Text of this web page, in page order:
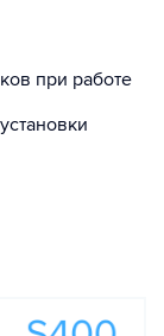
при работе